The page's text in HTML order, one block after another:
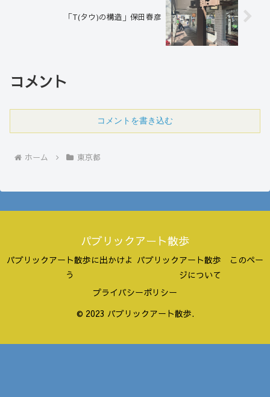
「T(タウ)の構造」保田春彦
コメント
コメントを書き込む
ホーム 東京都
パブリックアート散歩
パブリックアート散歩に出かけよ
う
パブリックアート散歩 このペー
ジについて
プライバシーポリシー
© 2023 パブリックアート散歩.